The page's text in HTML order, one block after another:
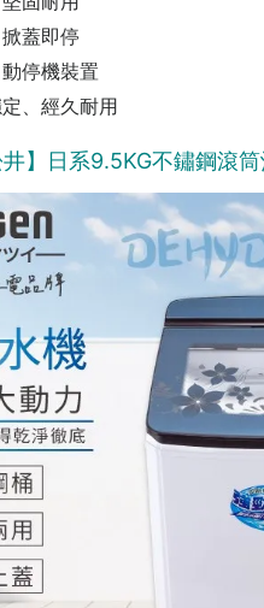
蓋即停
停機裝置
、經久耐用
井】日系9.5KG不鏽鋼滾